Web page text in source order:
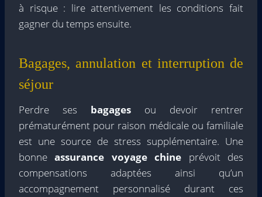
à risque : lire attentivement les conditions fait
gagner du temps ensuite.
Bagages, annulation et interruption de
séjour
Perdre ses bagages ou devoir rentrer
prématurément pour raison médicale ou familiale
est une source de stress supplémentaire. Une
bonneassurance voyage chine prévoit des
compensations adaptées ainsi qu’un
accompagnement personnalisé durant ces